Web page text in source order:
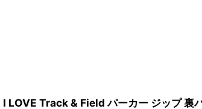
I LOVE Track & Field パーカー ジップ 裏